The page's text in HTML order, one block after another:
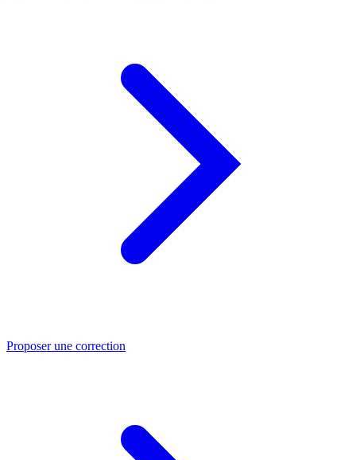
Proposer une correction